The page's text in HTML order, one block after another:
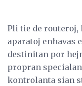
Pli tie de routeroj,
aparatoj enhavas
destinitan por
propran
kontrolanta sian